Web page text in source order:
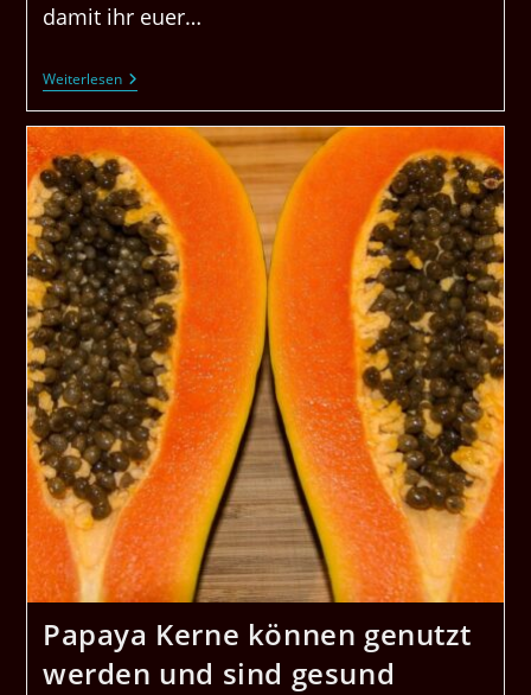
damit ihr euer…
WeiterlesenEssen
Mit
Und
Ohne
Gefahren
?
Papaya Kerne können genutzt
werden und sind gesund